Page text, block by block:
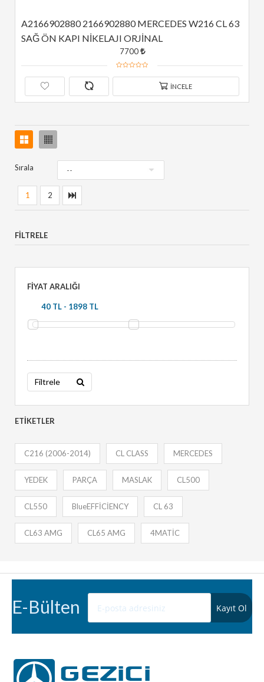
A2166902880 2166902880 MERCEDES W216 CL 63
SAĞ ÖN KAPI NİKELAJI ORJİNAL
7700
İNCELE
Sırala
1 2
FILTRELE
FIYAT ARALIĞI
Filtrele
ETIKETLER
C216 (2006-2014) CL CLASS MERCEDES
YEDEK PARÇA MASLAK CL500
CL550 BlueEFFİCİENCY CL 63
CL63 AMG CL65 AMG 4MATİC
E-Bülten